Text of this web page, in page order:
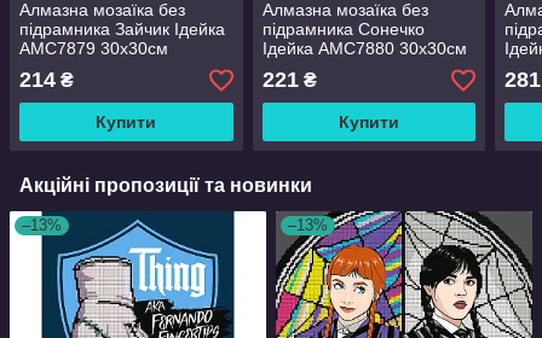
Алмазна мозаїка без
підрамника Зайчик Ідейка
AMC7879 30х30см
214 ₴
Купити
Алмазна мозаїка без
підрамника Сонечко
Ідейка AMC7880 30х30см
221₴
Купити
281
Акційні пропозиції та новинки
–13% –13%